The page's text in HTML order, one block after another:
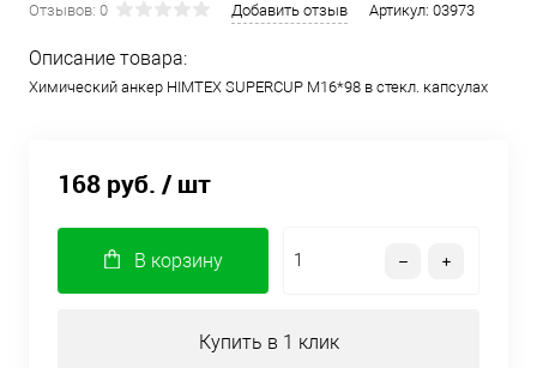
Отзывов: 0 Добавить отзыв Артикул: 03973
Описание товара:
Химический анкер HIMTEX SUPERCUP M16*98 в стекл. капсулах
168 руб. / шт
В корзину
Купить в 1 клик